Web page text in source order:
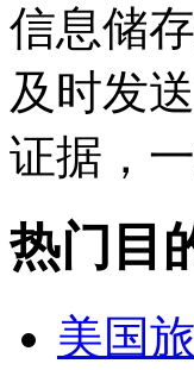
信息储
及时发
证据，
热门目
美国